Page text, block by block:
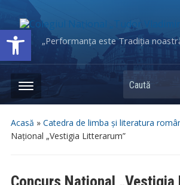
Deschide bara de unelte„Performanța este Tradiția
Caută
Acasă » Catedra de limba și literatura
Național „Vestigia Litterarum”